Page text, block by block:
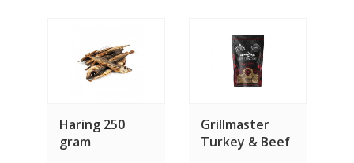
Haring 250
gram
Grillmaster
Turkey & Beef